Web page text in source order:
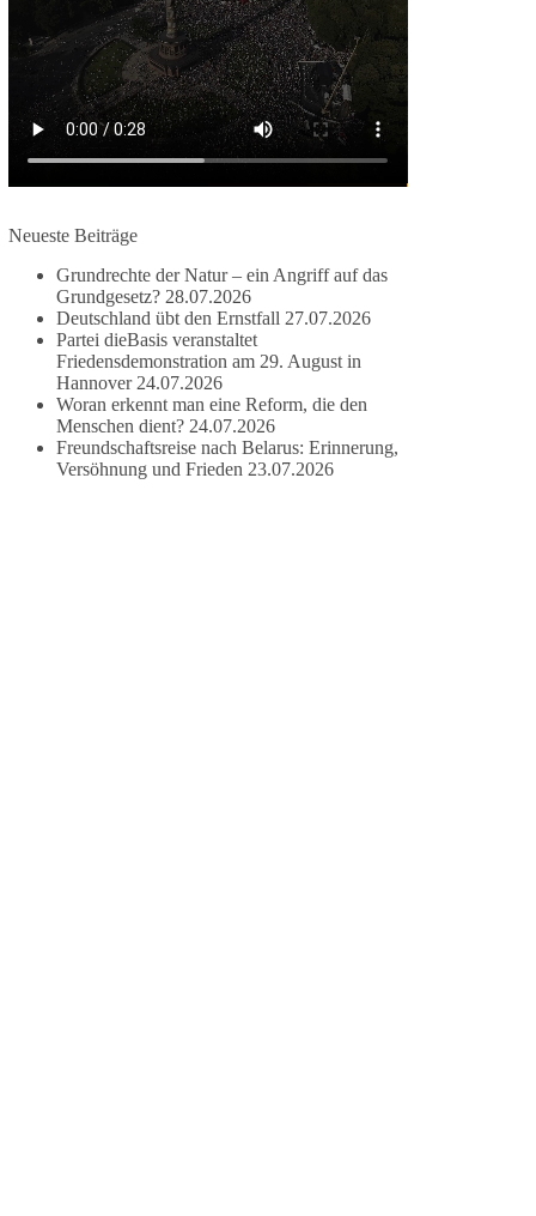
si=2b_C6GgNY9EB-rXw
🟩🟩🟦🟦🟥🟥🟧🟧
❤️ Wir freuen uns über deine Unterstützung:
https://diebasis.de/spenden/
#dieBasis #frieden #russandistnichtunserFeind
377 168 37 Auf Facebook ansehen
DieBasis
2 Tage(n) zuvor
Wusstest du, dass ein guter Antrag nicht besser
oder schlechter wird, nur weil er von einer
bestimmten Partei kommt?
Neueste Beiträge
Grundrechte der Natur – ein Angriff auf das
Grundgesetz? 28.07.2026
Deutschland übt den Ernstfall 27.07.2026
Partei dieBasis veranstaltet
Friedensdemonstration am 29. August in
Hannover 24.07.2026
Woran erkennt man eine Reform, die den
Menschen dient? 24.07.2026
Freundschaftsreise nach Belarus: Erinnerung,
Versöhnung und Frieden 23.07.2026